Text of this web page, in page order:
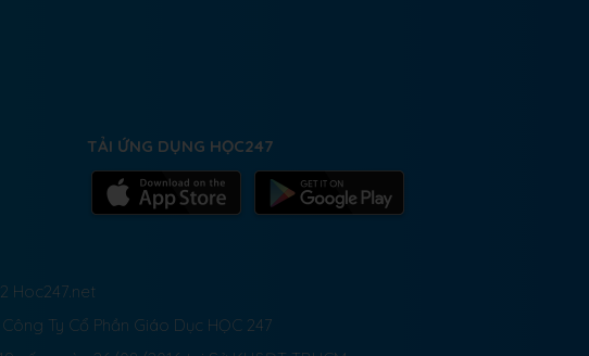
TẢI ỨNG DỤNG HỌC247
Hoc247.net
Ty Cổ Phần Giáo Dục HỌC 247